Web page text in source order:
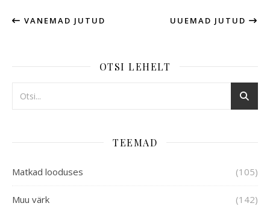
VANEMAD JUTUD UUEMAD JUTUD
OTSI LEHELT
TEEMAD
Matkad looduses (105)
Muu värk (142)